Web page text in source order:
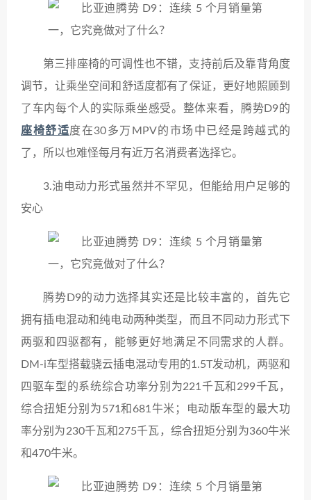
第三排座椅的可调性也不错，支持前后及靠背角度
调节，让乘坐空间和舒适度都有了保证，更好地照顾到
了车内每个人的实际乘坐感受。整体来看，腾势D9的
座椅舒适度在30多万MPV的市场中已经是跨越式的
了，所以也难怪每月有近万名消费者选择它。
3.油电动力形式虽然并不罕见，但能给用户足够的
安心
腾势D9的动力选择其实还是比较丰富的，首先它
拥有插电混动和纯电动两种类型，而且不同动力形式下
两驱和四驱都有，能够更好地满足不同需求的人群。
DM-i车型搭载骁云插电混动专用的1.5T发动机，两驱和
四驱车型的系统综合功率分别为221千瓦和299千瓦，
综合扭矩分别为571和681牛米；电动版车型的最大功
率分别为230千瓦和275千瓦，综合扭矩分别为360牛米
和470牛米。